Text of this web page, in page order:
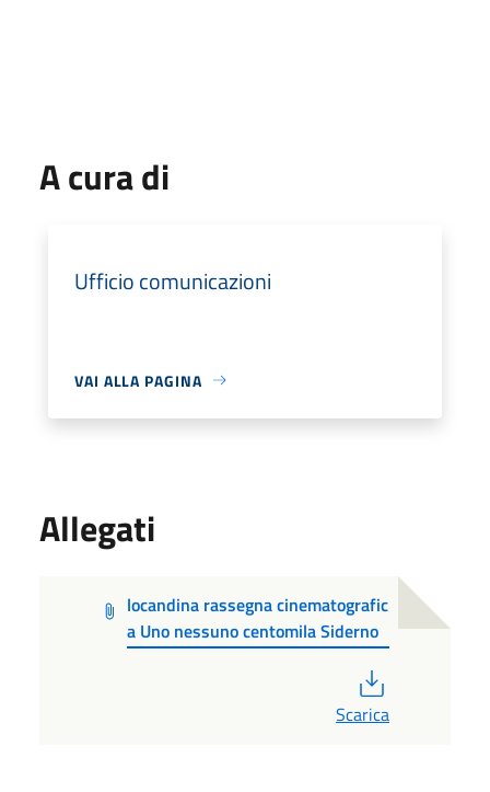
A cura di
Ufficio comunicazioni
VAI ALLA PAGINA
Allegati
locandina rassegna cinematografic
a Uno nessuno centomila Siderno
Scarica